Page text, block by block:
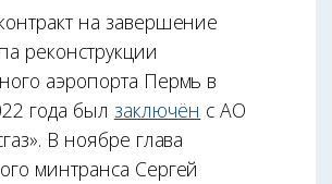
на завершение
реконструкции
аэропорта Пермь в
года был заключён с АО
В ноябре глава
минтранса Сергей